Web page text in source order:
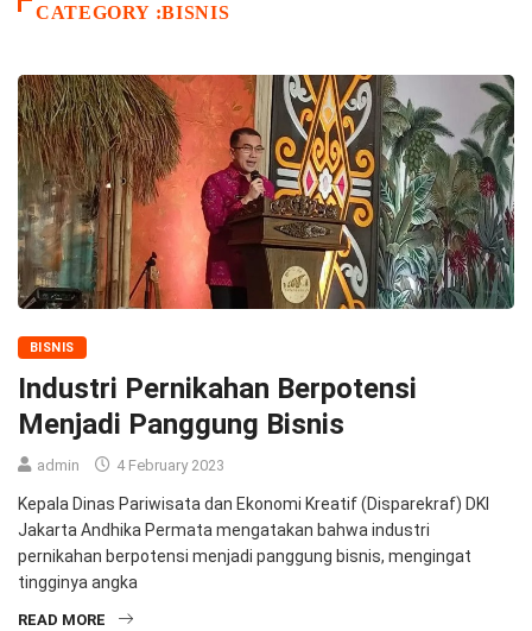
CATEGORY :BISNIS
BISNIS
Industri Pernikahan Berpotensi
Menjadi Panggung Bisnis
admin 4 February 2023
Kepala Dinas Pariwisata dan Ekonomi Kreatif (Disparekraf) DKI
Jakarta Andhika Permata mengatakan bahwa industri
pernikahan berpotensi menjadi panggung bisnis, mengingat
tingginya angka
READ MORE